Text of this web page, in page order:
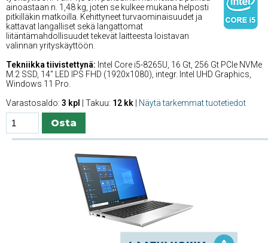
ainoastaan n. 1,48 kg, joten se kulkee mukana helposti
pitkilläkin matkoilla. Kehittyneet turvaominaisuudet ja
kattavat langalliset sekä langattomat
liitäntämahdollisuudet tekevät laitteesta loistavan
valinnan yrityskäyttöön.
Tekniikka tiivistettynä: Intel Core i5-8265U, 16 Gt, 256 Gt PCIe NVMe
M.2 SSD, 14'' LED IPS FHD (1920x1080), integr. Intel UHD Graphics,
Windows 11 Pro.
Varastosaldo: 3 kpl | Takuu: 12 kk Näytä tarkemmat tuotetiedot